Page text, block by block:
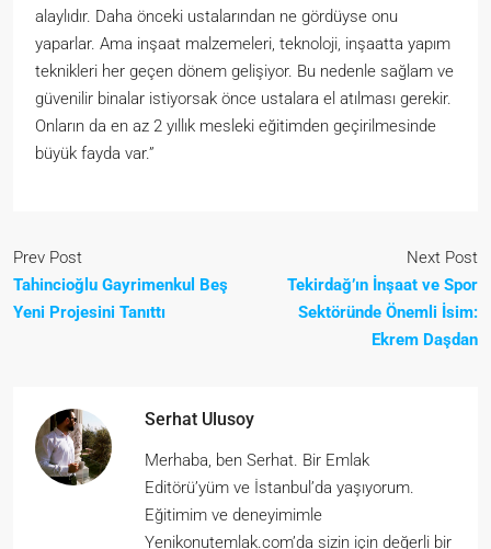
alaylıdır. Daha önceki ustalarından ne gördüyse onu
yaparlar. Ama inşaat malzemeleri, teknoloji, inşaatta yapım
teknikleri her geçen dönem gelişiyor. Bu nedenle sağlam ve
güvenilir binalar istiyorsak önce ustalara el atılması gerekir.
Onların da en az 2 yıllık mesleki eğitimden geçirilmesinde
büyük fayda var.”
Prev Post
Tahincioğlu Gayrimenkul Beş
Yeni Projesini Tanıttı
Next Post
Tekirdağ’ın İnşaat ve Spor
Sektöründe Önemli İsim:
Ekrem Daşdan
Serhat Ulusoy
Merhaba, ben Serhat. Bir Emlak
Editörü’yüm ve İstanbul’da yaşıyorum.
Eğitimim ve deneyimimle
Yenikonutemlak.com’da sizin için değerli bir